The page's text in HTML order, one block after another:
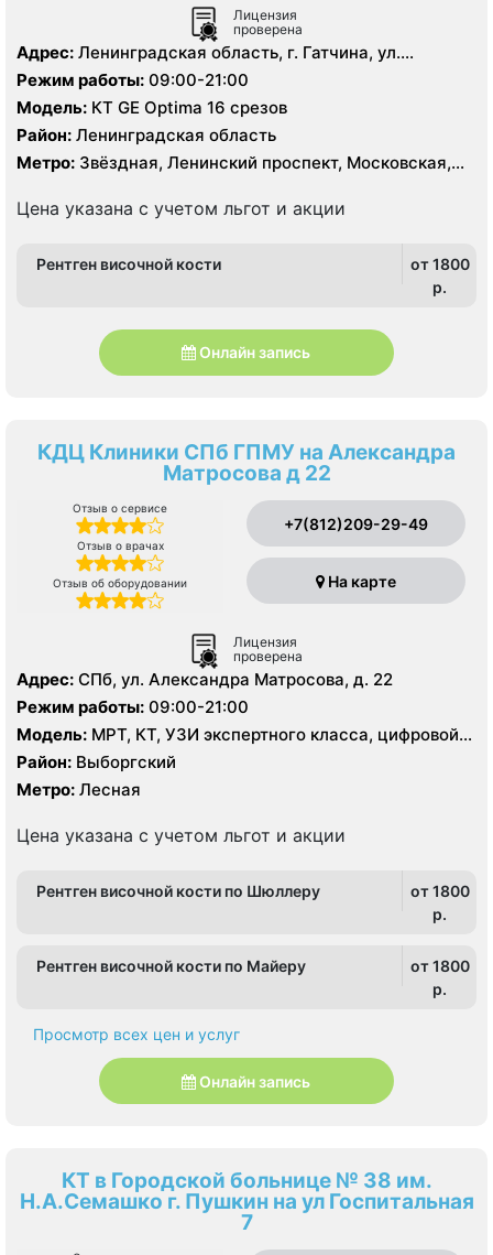
Лицензия
проверена
Адрес: Ленинградская область, г. Гатчина, ул.
Урицкого д. 1
Режим работы: 09:00-21:00
Модель: КТ GE Optima 16 срезов
Район: Ленинградская область
Метро: Звёздная, Ленинский проспект, Московская,
Цена указана с учетом льгот и акции
Рентген височной кости
от 1800
p.
Онлайн запись
КДЦ Клиники СПб ГПМУ на Александра
Матросова д 22
Отзыв о сервисе
Отзыв о врачах
Отзыв об оборудовании
+7(812)209-29-49
На карте
Лицензия
проверена
Адрес: СПб, ул. Александра Матросова, д. 22
Режим работы: 09:00-21:00
Модель: МРТ, КТ, УЗИ экспертного класса, цифровой
рентген
Район: Выборгский
Метро: Лесная
Цена указана с учетом льгот и акции
Рентген височной кости по Шюллеру
от 1800
p.
Рентген височной кости по Майеру
от 1800
p.
Просмотр всех цен и услуг
Онлайн запись
КТ в Городской больнице № 38 им.
Н.А.Семашко г. Пушкин на ул Госпитальная
7